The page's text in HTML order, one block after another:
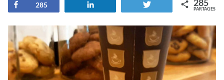
Partagez
285 Tweetez 285
PARTAGES